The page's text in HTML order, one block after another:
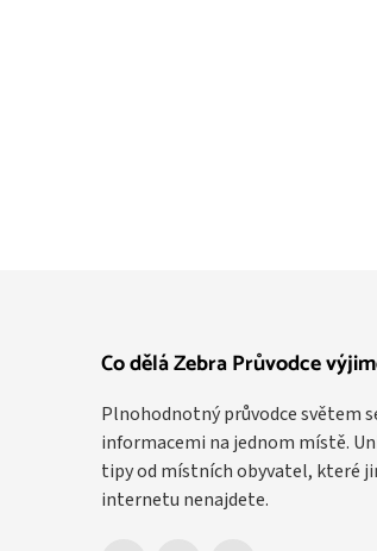
Co dělá Zebra Průvodce
Plnohodnotný průvodce světem
informacemi na jednom místě.
tipy od místních obyvatel, které
internetu nenajdete.